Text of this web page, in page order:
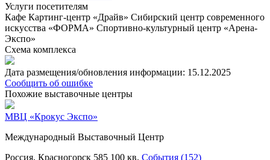
Услуги посетителям
Кафе Картинг-центр «Драйв» Сибирский центр современного
искусства «ФОРМА» Спортивно-культурный центр «Арена-
Экспо»
Схема комплекса
Дата размещения/обновления информации: 15.12.2025
Сообщить об ошибке
Похожие выставочные центры
МВЦ «Крокус Экспо»
Международный Выставочный Центр
Россия, Красногорск 585 100 кв. События (152)